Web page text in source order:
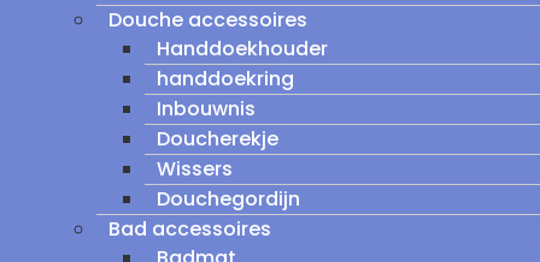
Douche accessoires
Handdoekhouder
handdoekring
Inbouwnis
Doucherekje
Wissers
Douchegordijn
Bad accessoires